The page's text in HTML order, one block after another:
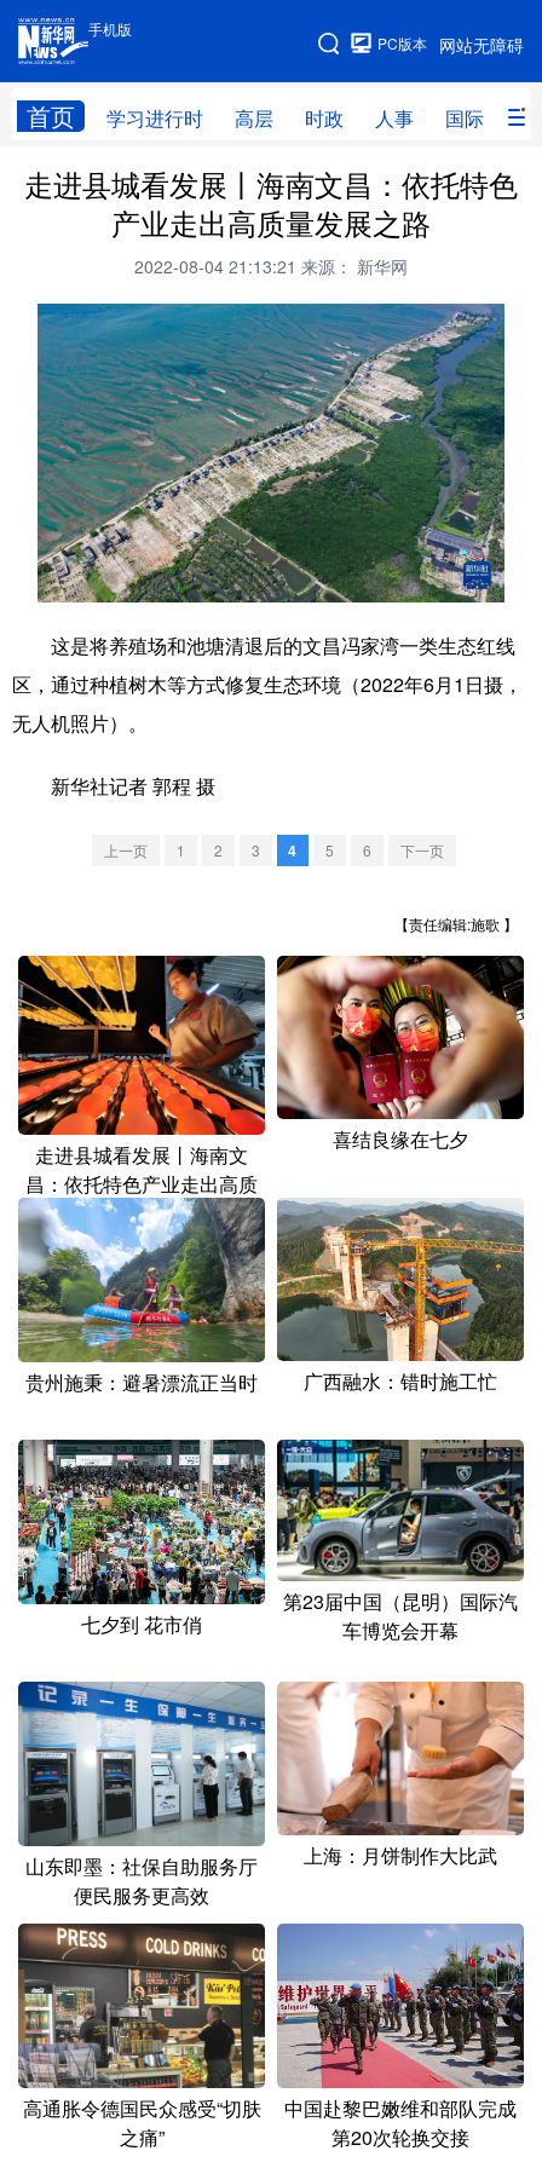
手机版
网站无障碍
PC版本
首页 学习进行时 高层 时政 人事 国际 财
手机版
网站地图
学习进行时 高层 时政 人事
财经 网评
全球连线
科技 科创 量子 体育
文化 书画 健康 军事
访谈 视频 图片 政务
法律 中央文件 金融 汽车
食品 人居 信息化 数字经济
学术中国 乡村振兴 银龄 溯源中国
城市 旅游 能源 会展
彩票 娱乐 时尚 悦读
公益
文化产业
山西
辽宁 吉林 上海 江苏
浙江 安徽 福建 江西
山东 河南 湖北 湖南
广东 广西 海南 重庆
四川 贵州 云南 西藏
陕西 甘肃 青海 宁夏
新疆 内蒙古 黑龙江
多语种频道
English Español Français عربى
Русский язык 日本語 한국어
Deutsch Português
走进县城看发展丨海南文昌：依托特色
产业走出高质量发展之路
2022-08-04 21:13:21 来源： 新华网
这是将养殖场和池塘清退后的文昌冯家湾一类生态红线
区，通过种植树木等方式修复生态环境（2022年6月1日摄，
无人机照片）。
新华社记者 郭程 摄
上一页 1 2 3 4 5 6 下一页
【责任编辑:施歌 】
走进县城看发展丨海南文
昌：依托特色产业走出高质
量发展之路
喜结良缘在七夕
贵州施秉：避暑漂流正当时 广西融水：错时施工忙
七夕到 花市俏
第23届中国（昆明）国际汽
车博览会开幕
山东即墨：社保自助服务厅
便民服务更高效
上海：月饼制作大比武
高通胀令德国民众感受“切肤
之痛”
中国赴黎巴嫩维和部队完成
第20次轮换交接